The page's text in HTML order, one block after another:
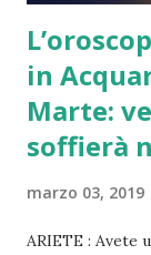
in
Marte:
soffierà
marzo 03, 2019
ARIETE : Avete